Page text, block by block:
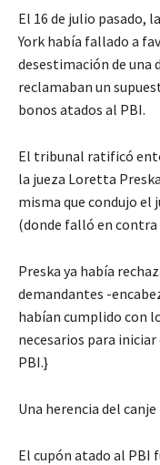
El 16 de julio pasado,
York había fallado a
desestimación de una
reclamaban un
bonos atados al PBI.
El tribunal ratificó
la jueza Loretta
misma que condujo el
(donde falló en contra
Preska ya había
demandantes -
habían cumplido con
necesarios para
PBI.}
Una herencia del canje
El cupón atado al PBI